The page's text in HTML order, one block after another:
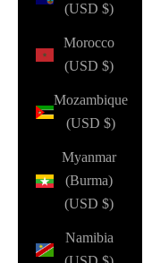
(USD $)
Morocco
(USD $)
Mozambique
(USD $)
Myanmar
(Burma)
(USD $)
Namibia